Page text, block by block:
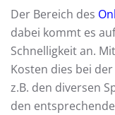
Der Bereich des
dabei kommt es
Schnelligkeit an.
Kosten dies bei
z.B. den diversen
den